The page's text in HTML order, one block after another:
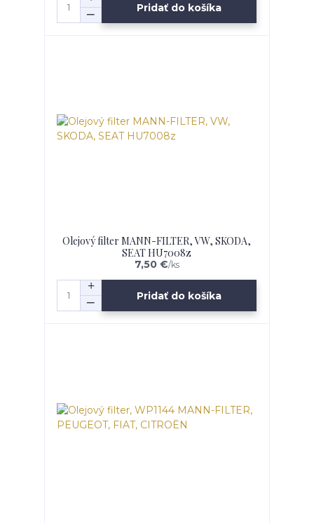
Pridať do košíka
Olejový filter MANN-FILTER, VW, SKODA,
SEAT HU7008z
7,50 €/ks
Pridať do košíka